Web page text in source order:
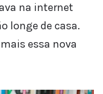
na internet
longe de casa.
essa nova